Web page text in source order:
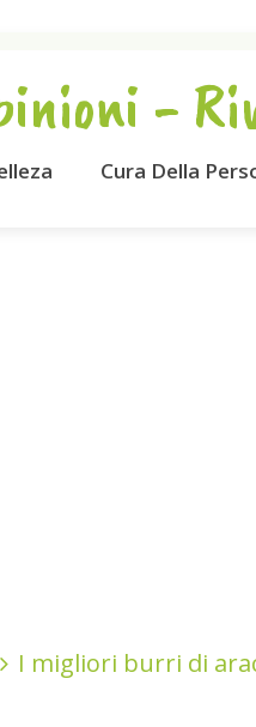
-
Cura Della
I migliori burri di